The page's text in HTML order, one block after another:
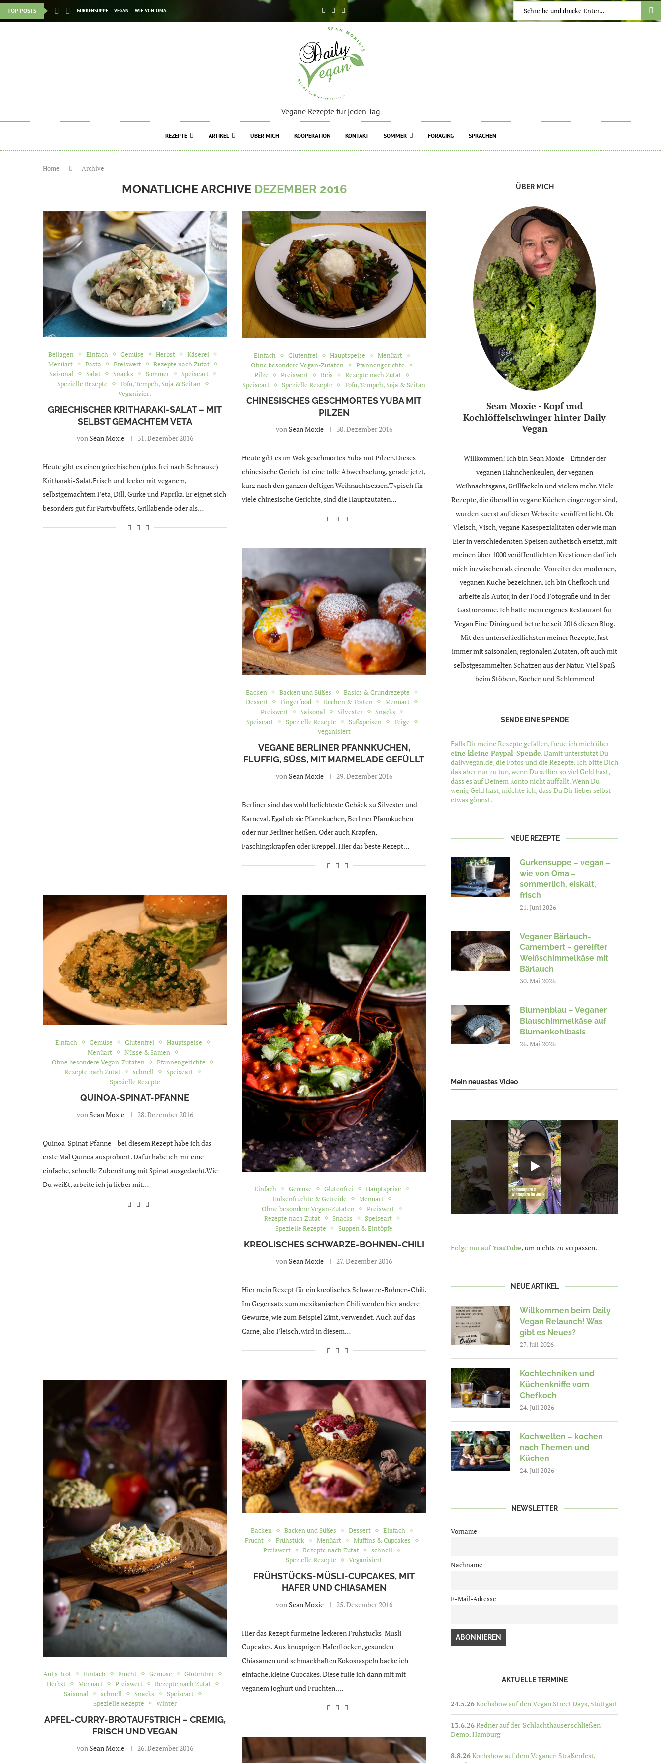
TOP POSTS GURKENSUPPE – VEGAN – WIE VON OMA –...
Vegane Rezepte für jeden Tag
REZEPTE ARTIKEL ÜBER MICH KOOPERATION KONTAKT SOMMER FORAGING SPRACHEN
Home Archive
MONATLICHE ARCHIVE DEZEMBER 2016
Beilagen Einfach Gemüse Herbst
Käserei
Menüart
Pasta Preiswert
Rezepte nach Zutat
Saisonal
Salat Snacks Sommer
Speiseart
Spezielle Rezepte
Tofu, Tempeh, Soja & Seitan
Veganisiert
GRIECHISCHER KRITHARAKI-SALAT – MIT
SELBST GEMACHTEM VETA
von Sean Moxie 31. Dezember 2016
Heute gibt es einen griechischen (plus frei nach Schnauze)
Kritharaki-Salat.Frisch und lecker mit veganem,
selbstgemachtem Feta, Dill, Gurke und Paprika. Er eignet sich
besonders gut für Partybuffets, Grillabende oder als…
Einfach Glutenfrei Hauptspeise
Menüart
Ohne besondere Vegan-Zutaten
Pfannengerichte
Pilze
Preiswert Reis
Rezepte nach Zutat
Speiseart
Spezielle Rezepte Tofu, Tempeh, Soja & Seitan
CHINESISCHES GESCHMORTES YUBA MIT
PILZEN
von Sean Moxie 30. Dezember 2016
Heute gibt es im Wok geschmortes Yuba mit Pilzen.Dieses
chinesische Gericht ist eine tolle Abwechselung, gerade jetzt,
kurz nach den ganzen deftigen Weihnachtsessen.Typisch für
viele chinesische Gerichte, sind die Hauptzutaten…
Backen Backen und Süßes
Basics & Grundrezepte
Dessert
Fingerfood Kuchen & Torten
Menüart
Preiswert
Saisonal Silvester
Snacks
Speiseart
Spezielle Rezepte Süßspeisen
Teige
Veganisiert
VEGANE BERLINER PFANNKUCHEN,
FLUFFIG, SÜSS, MIT MARMELADE GEFÜLLT
von Sean Moxie 29. Dezember 2016
Berliner sind das wohl beliebteste Gebäck zu Silvester und
Karneval. Egal ob sie Pfannkuchen, Berliner Pfannkuchen
oder nur Berliner heißen. Oder auch Krapfen,
Faschingskrapfen oder Kreppel. Hier das beste Rezept…
Einfach Gemüse Glutenfrei
Hauptspeise
Menüart
Nüsse & Samen
Ohne besondere Vegan-Zutaten
Pfannengerichte
Rezepte nach Zutat
schnell
Speiseart
Spezielle Rezepte
QUINOA-SPINAT-PFANNE
von Sean Moxie 28. Dezember 2016
Quinoa-Spinat-Pfanne – bei diesem Rezept habe ich das
erste Mal Quinoa ausprobiert. Dafür habe ich mir eine
einfache, schnelle Zubereitung mit Spinat ausgedacht.Wie
Du weißt, arbeite ich ja lieber mit…
Einfach Gemüse Glutenfrei
Hauptspeise
Hülsenfrüchte & Getreide
Menüart
Ohne besondere Vegan-Zutaten
Preiswert
Rezepte nach Zutat
Snacks
Speiseart
Spezielle Rezepte
Suppen & Eintöpfe
KREOLISCHES SCHWARZE-BOHNEN-CHILI
von Sean Moxie 27. Dezember 2016
Hier mein Rezept für ein kreolisches Schwarze-Bohnen-Chili.
Im Gegensatz zum mexikanischen Chili werden hier andere
Gewürze, wie zum Beispiel Zimt, verwendet. Auch auf das
Carne, also Fleisch, wird in diesem…
Auf's Brot Einfach Frucht Gemüse
Glutenfrei
Herbst
Menüart Preiswert
Rezepte nach Zutat
Saisonal
schnell Snacks
Speiseart
Spezielle Rezepte
Winter
APFEL-CURRY-BROTAUFSTRICH – CREMIG,
FRISCH UND VEGAN
von Sean Moxie 26. Dezember 2016
Backen Backen und Süßes Dessert
Einfach
Frucht
Frühstück Menüart
Muffins & Cupcakes
Preiswert
Rezepte nach Zutat
schnell
Spezielle Rezepte
Veganisiert
FRÜHSTÜCKS-MÜSLI-CUPCAKES, MIT
HAFER UND CHIASAMEN
von Sean Moxie 25. Dezember 2016
Hier das Rezept für meine leckeren Frühstücks-Müsli-
Cupcakes. Aus knusprigen Haferflocken, gesunden
Chiasamen und schmackhaften Kokosraspeln backe ich
einfache, kleine Cupcakes. Diese fülle ich dann mit mit
veganem Joghurt und Früchten.…
ÜBER MICH
Sean Moxie - Kopf und
Kochlöffelschwinger hinter Daily
Vegan
Willkommen! Ich bin Sean Moxie – Erfinder der
veganen Hähnchenkeulen, der veganen
Weihnachtsgans, Grillfackeln und vielem mehr. Viele
Rezepte, die überall in vegane Küchen eingezogen sind,
wurden zuerst auf dieser Webseite veröffentlicht. Ob
Vleisch, Visch, vegane Käsespezialitäten oder wie man
Eier in verschiedensten Speisen authetisch ersetzt, mit
meinen über 1000 veröffentlichten Kreationen darf ich
mich inzwischen als einen der Vorreiter der modernen,
veganen Küche bezeichnen. Ich bin Chefkoch und
arbeite als Autor, in der Food Fotografie und in der
Gastronomie. Ich hatte mein eigenes Restaurant für
Vegan Fine Dining und betreibe seit 2016 diesen Blog.
Mit den unterschiedlichsten meiner Rezepte, fast
immer mit saisonalen, regionalen Zutaten, oft auch mit
selbstgesammelten Schätzen aus der Natur. Viel Spaß
beim Stöbern, Kochen und Schlemmen!
SENDE EINE SPENDE
Falls Dir meine Rezepte gefallen, freue ich mich über
eine kleine Paypal-Spende. Damit unterstützt Du
dailyvegan.de, die Fotos und die Rezepte. Ich bitte Dich
das aber nur zu tun, wenn Du selber so viel Geld hast,
dass es auf Deinem Konto nicht auffällt. Wenn Du
wenig Geld hast, möchte ich, dass Du Dir lieber selbst
etwas gönnst.
NEUE REZEPTE
Gurkensuppe – vegan –
wie von Oma –
sommerlich, eiskalt,
frisch
21. Juni 2026
Veganer Bärlauch-
Camembert – gereifter
Weißschimmelkäse mit
Bärlauch
30. Mai 2026
Blumenblau – Veganer
Blauschimmelkäse auf
Blumenkohlbasis
26. Mai 2026
Mein neuestes Video
Folge mir aufYouTube, um nichts zu verpassen.
NEUE ARTIKEL
Willkommen beim Daily
Vegan Relaunch! Was
gibt es Neues?
27. Juli 2026
Kochtechniken und
Küchenkniffe vom
Chefkoch
24. Juli 2026
Kochwelten – kochen
nach Themen und
Küchen
24. Juli 2026
NEWSLETTER
Vorname
Nachname
E-Mail-Adresse
AKTUELLE TERMINE
24.5.26Kochshow auf den Vegan Street Days, Stuttgart
13.6.26Redner auf der 'Schlachthäuser schließen'
Demo, Hamburg
8.8.26Kochshow auf dem Veganen Straßenfest,